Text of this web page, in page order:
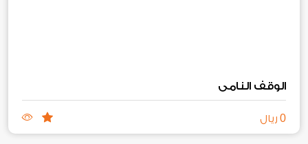
الوقف النامي
0 ريال